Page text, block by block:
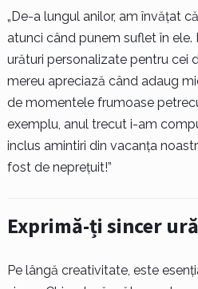
„De-a lungul anilor, am învățat
atunci când punem suflet în ele.
urături personalizate pentru cei
mereu apreciază când adaug
de momentele frumoase
exemplu, anul trecut i-am
inclus amintiri din vacanța
fost de neprețuit!”
Exprimă-ți sincer
Pe lângă creativitate, este